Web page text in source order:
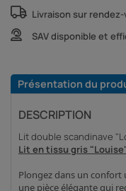
Livraison sur
SAV disponible et
Présentation du
DESCRIPTION
Lit double scandinave
Lit en tissu gris
Plongez dans un confort
une pièce élégante qui